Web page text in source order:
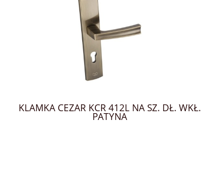
KLAMKA CEZAR KCR 412L NA SZ. DŁ. WKŁ.
PATYNA